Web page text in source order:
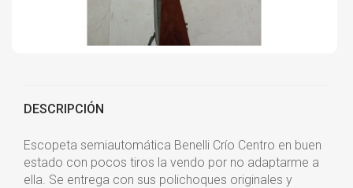
DESCRIPCIÓN
Escopeta semiautomática Benelli Crío Centro en buen
estado con pocos tiros la vendo por no adaptarme a
ella. Se entrega con sus polichoques originales y